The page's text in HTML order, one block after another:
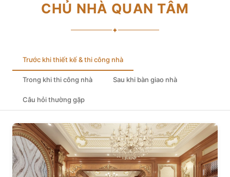
CHỦ NHÀ QUAN TÂM
✦
Trước khi thiết kế & thi công nhà
Trong khi thi công nhà Sau khi bàn giao nhà
Câu hỏi thường gặp